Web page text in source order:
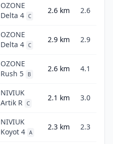
OZONE
Delta 4 C
2.6 km 2.6
OZONE
Delta 4 C
2.9 km 2.9
OZONE
Rush 5
B
2.6 km 4.1
NIVIUK
Artik R C
2.1 km 3.0
NIVIUK
Koyot 4 A
2.3 km 2.3